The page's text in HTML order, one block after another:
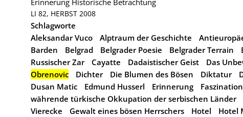
Erinnerung Historische Betrachtung
LI 82, HERBST 2008
Schlagworte
Aleksandar Vuco
Alptraum der Geschichte
Barden
Belgrad Belgrader Poesie Belgrader Terrain
Russischer Zar
Cayatte Dadaistischer Geist Das
Obrenovic
Dichter Die Blumen des Bösen Diktatur
Dusan Matic
Edmund Husserl Erinnerung Faszination
währende türkische Okkupation der serbischen Länder
Vierecke
Gewalt eines bösen Herrschers Hotel Hotel